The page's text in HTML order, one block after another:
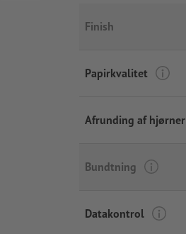
Finish
Papirkvalitet
Afrunding af hjørner
Bundtning
Datakontrol